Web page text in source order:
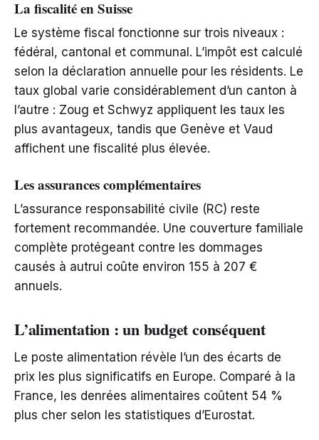
La fiscalité en Suisse
Le système fiscal fonctionne sur trois niveaux :
fédéral, cantonal et communal. L’impôt est calculé
selon la déclaration annuelle pour les résidents. Le
taux global varie considérablement d’un canton à
l’autre : Zoug et Schwyz appliquent les taux les
plus avantageux, tandis que Genève et Vaud
affichent une fiscalité plus élevée.
Les assurances complémentaires
L’assurance responsabilité civile (RC) reste
fortement recommandée. Une couverture familiale
complète protégeant contre les dommages
causés à autrui coûte environ 155 à 207 €
annuels.
L’alimentation : un budget conséquent
Le poste alimentation révèle l’un des écarts de
prix les plus significatifs en Europe. Comparé à la
France, les denrées alimentaires coûtent 54 %
plus cher selon les statistiques d’Eurostat.